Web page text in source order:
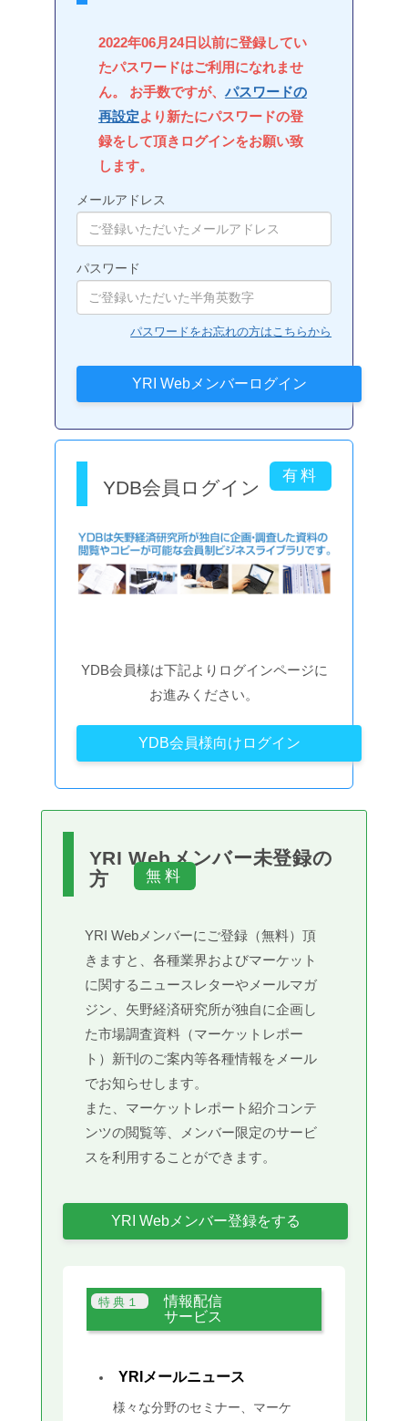
2022年06月24日以前に登録してい
たパスワードはご利用になれませ
ん。 お手数ですが、 パスワードの
再設定より新たにパスワードの登
録をして頂きログインをお願い致
します。
メールアドレス
パスワード
パスワードをお忘れの方はこちらから
YDB会員ログイン
YDB会員様は下記よりログインページに
お進みください。
YDB会員様向けログイン
YRI Webメンバー未登録の
方
YRI Webメンバーにご登録（無料）頂
きますと、各種業界およびマーケット
に関するニュースレターやメールマガ
ジン、矢野経済研究所が独自に企画し
た市場調査資料（マーケットレポー
ト）新刊のご案内等各種情報をメール
でお知らせします。
また、マーケットレポート紹介コンテ
ンツの閲覧等、メンバー限定のサービ
スを利用することができます。
YRI Webメンバー登録をする
情報配信
サービス
YRIメールニュース
様々な分野のセミナー、マーケ